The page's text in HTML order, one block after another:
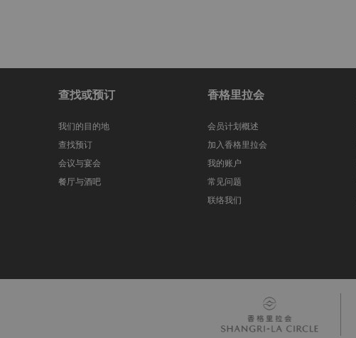
查找或预订
我们的目的地
查找预订
会议与宴会
餐厅与酒吧
香格里拉会
会员计划概述
加入香格里拉会
我的账户
常见问题
联络我们